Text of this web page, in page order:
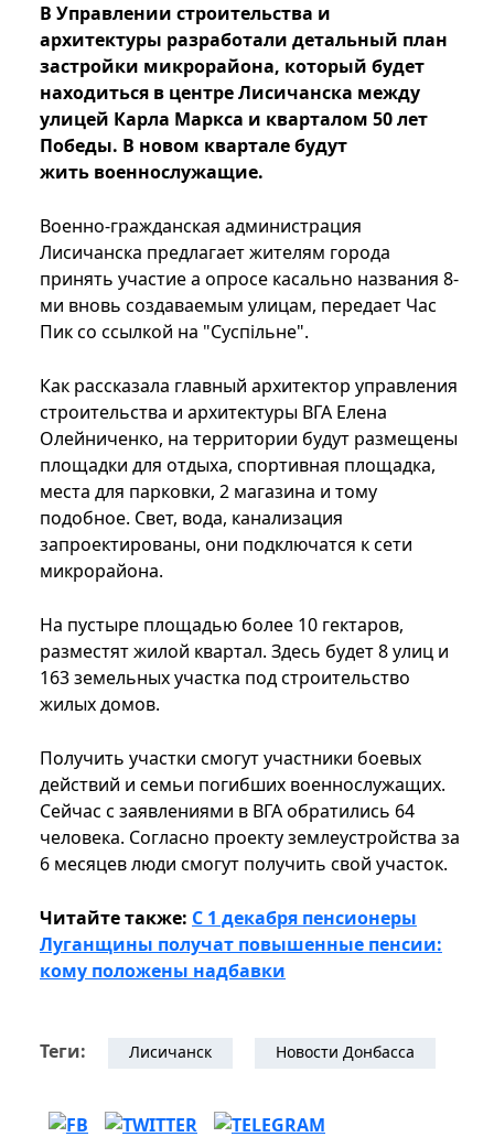
В Управлении строительства и
архитектуры разработали детальный план
застройки микрорайона, который будет
находиться в центре Лисичанска между
улицей Карла Маркса и кварталом 50 лет
Победы. В новом квартале будут
жить военнослужащие.
Военно-гражданская администрация
Лисичанска предлагает жителям города
принять участие а опросе касально названия 8-
ми вновь создаваемым улицам, передает Час
Пик со ссылкой на "Суспільне".
Как рассказала главный архитектор управления
строительства и архитектуры ВГА Елена
Олейниченко, на территории будут размещены
площадки для отдыха, спортивная площадка,
места для парковки, 2 магазина и тому
подобное. Свет, вода, канализация
запроектированы, они подключатся к сети
микрорайона.
На пустыре площадью более 10 гектаров,
разместят жилой квартал. Здесь будет 8 улиц и
163 земельных участка под строительство
жилых домов.
Получить участки смогут участники боевых
действий и семьи погибших военнослужащих.
Сейчас с заявлениями в ВГА обратились 64
человека. Согласно проекту землеустройства за
6 месяцев люди смогут получить свой участок.
Читайте также: С 1 декабря пенсионеры
Луганщины получат повышенные пенсии:
кому положены надбавки
Теги: Лисичанск Новости Донбасса